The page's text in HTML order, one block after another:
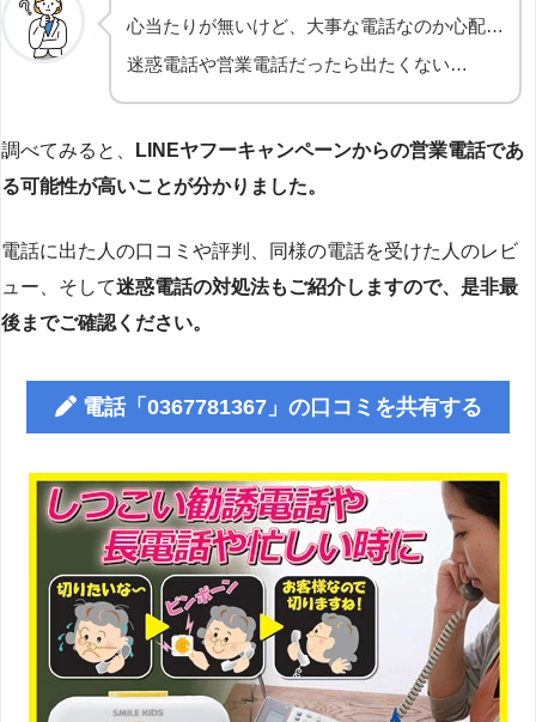
心当たりが無いけど、大事な電話なのか心配…
迷惑電話や営業電話だったら出たくない…
調べてみると、
LINEヤフーキャンペーンからの営業電話であ
る可能性が高いことが分かりました。
電話に出た人の口コミや評判、同様の電話を受けた人のレビ
ュー、そして迷惑電話の対処法もご紹介しますので、是非最
後までご確認ください。
電話「0367781367」の口コミを共有する